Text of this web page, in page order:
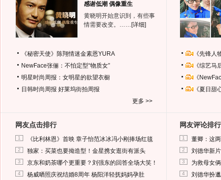
感谢低潮 偶像重生
黄晓明开始意识到，有些事
情需要改变。…… [详细]
《秘密天使》陈翔情迷金素恩YURA
NewFace张俪：不怕定型“物质女”
明星时尚周报：女明星的欲望衣橱
日韩时尚周报 好莱坞街拍周报
更多 >>
《先锋
《综艺
《
《夏日
网友点击排行
1 《比利林恩》首映 章子怡范冰冰冯小刚捧场红毯
2 独家：买菜也要拗造型！金星携女逛街有派头
3 京东和奶茶哪个更重要？刘强东的回答全场大笑！
4 杨威晒照庆祝结婚8周年 杨阳洋轻抚妈妈孕肚
网友评论排行
1 董卿：这
2 刘德华新
3 为救母女
4 刘德华扮